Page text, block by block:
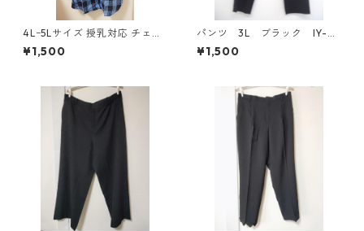
4Lｰ5Lサイズ 授乳対応 チェッ
ク柄 半袖ルームウェア マタニ
ティ ブルー系/グレー ◆KIY-1
¥1,500
パンツ 3L ブラック IY-45
25
¥1,500